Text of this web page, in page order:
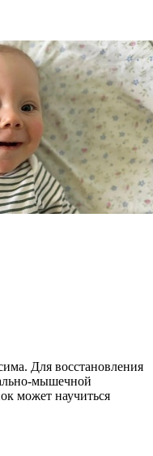
Для восстановления
мышечной
может научиться